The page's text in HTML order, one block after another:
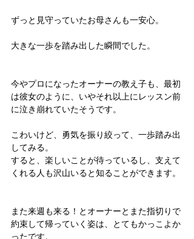
ずっと見守っていたお母さんも一安心。
大きな一歩を踏み出した瞬間でした。
今やプロになったオーナーの教え子も、最初
は彼女のように、いやそれ以上にレッスン前
に泣き崩れていたそうです。
こわいけど、勇気を振り絞って、一歩踏み出
してみる。
すると、楽しいことが待っているし、支えて
くれる人も沢山いると知ることができます。
また来週も来る！とオーナーとまた指切りで
約束して帰っていく姿は、とてもかっこよか
ったです。